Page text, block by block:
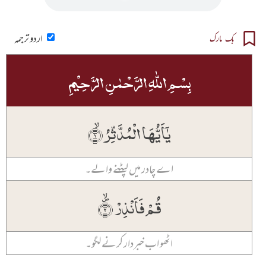
بک مارک اردو ترجمہ
بِسۡمِ اللّٰہِ الرَّحۡمٰنِ الرَّحِیۡمِ
یٰۤاَیُّہَا الۡمُدَّثِّرُ ۙ﴿۱﴾
اے چادر میں لپٹنے والے۔
قُمۡ فَاَنۡذِرۡ ۪ۙ﴿۲﴾
اٹھو اب خبردار کرنے لگو۔